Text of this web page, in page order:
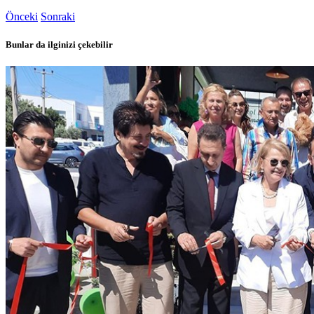
Önceki Sonraki
Bunlar da ilginizi çekebilir